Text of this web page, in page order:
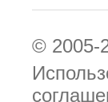
© 2005-